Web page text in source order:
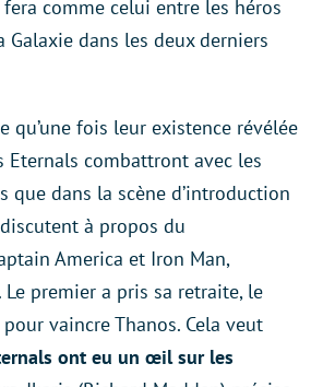
comme celui entre les héros
Galaxie dans les deux derniers
qu’une fois leur existence révélée
Eternals combattront avec les
que dans la scène d’introduction
à propos du
America et Iron Man,
premier a pris sa retraite, le
pour vaincre Thanos. Cela veut
ont eu un œil sur les